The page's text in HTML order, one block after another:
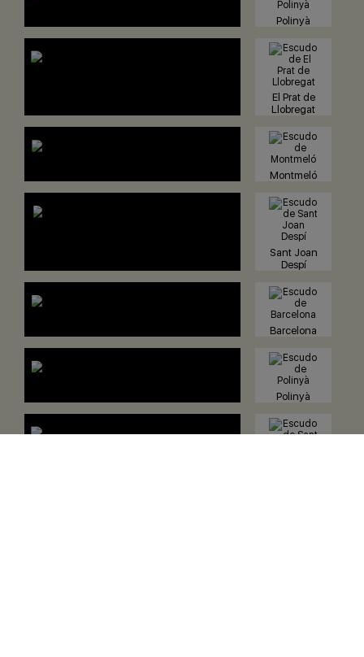
Polinyà
El Prat de
Llobregat
Montmeló
Sant Joan
Despí
Barcelona
Polinyà